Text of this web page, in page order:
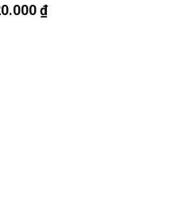
₫.là:
₫Khoảng